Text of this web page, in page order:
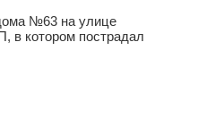
№63 на улице
в котором пострадал